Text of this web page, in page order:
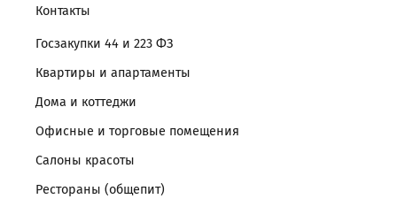
Контакты
Госзакупки 44 и 223 ФЗ
Квартиры и апартаменты
Дома и коттеджи
Офисные и торговые помещения
Салоны красоты
Рестораны (общепит)